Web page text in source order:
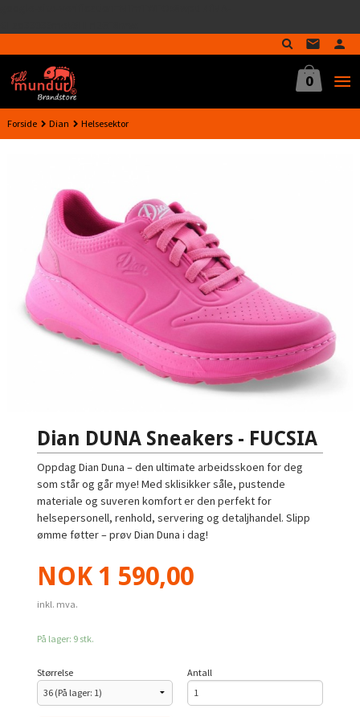
innholdet
0
Forside Dian Helsesektor
Dian DUNA Sneakers - FUCSIA
Oppdag Dian Duna – den ultimate arbeidsskoen for deg
som står og går mye! Med sklisikker såle, pustende
materiale og suveren komfort er den perfekt for
helsepersonell, renhold, servering og detaljhandel. Slipp
ømme føtter – prøv Dian Duna i dag!
Pris
NOK 1 590,00
inkl. mva.
På lager: 9 stk.
Størrelse Antall